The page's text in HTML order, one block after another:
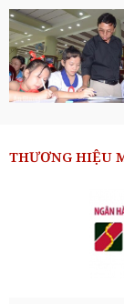
THƯƠNG HIỆU